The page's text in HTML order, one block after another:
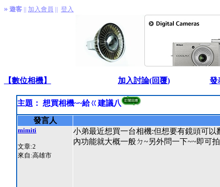
» 遊客 || 加入會員 || 登入
【數位相機】 加入討論(回覆) 發
主題： 想買相機~~給ㄍ建議八
發言人
mimiti
文章:2
來自:高雄市
小弟最近想買一台相機:但想要有鏡頭可
內功能就大概一般ㄉ~另外問一下~~即可